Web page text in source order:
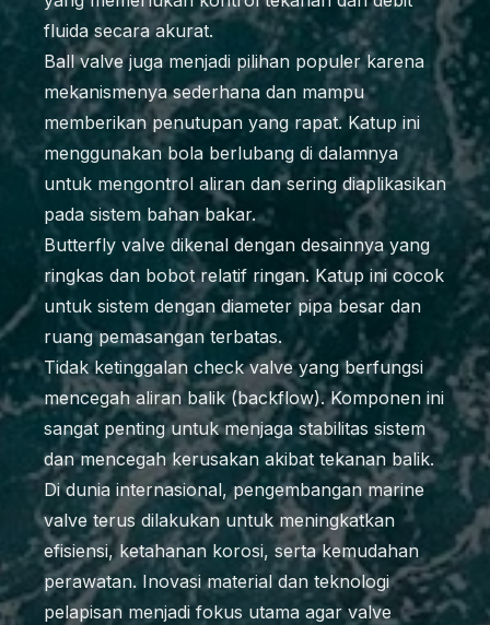
fluida secara akurat.
Ball valve juga menjadi pilihan populer karena
mekanismenya sederhana dan mampu
memberikan penutupan yang rapat. Katup ini
menggunakan bola berlubang di dalamnya
untuk mengontrol aliran dan sering diaplikasikan
pada sistem bahan bakar.
Butterfly valve dikenal dengan desainnya yang
ringkas dan bobot relatif ringan. Katup ini cocok
untuk sistem dengan diameter pipa besar dan
ruang pemasangan terbatas.
Tidak ketinggalan check valve yang berfungsi
mencegah aliran balik (backflow). Komponen ini
sangat penting untuk menjaga stabilitas sistem
dan mencegah kerusakan akibat tekanan balik.
Di dunia internasional, pengembangan marine
valve terus dilakukan untuk meningkatkan
efisiensi, ketahanan korosi, serta kemudahan
perawatan. Inovasi material dan teknologi
pelapisan menjadi fokus utama agar valve